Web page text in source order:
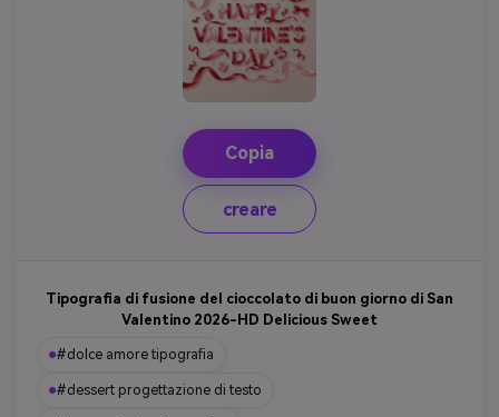
Copia
creare
Tipografia di fusione del cioccolato di buon giorno di San
Valentino 2026-HD Delicious Sweet
#dolce amore tipografia
#dessert progettazione di testo